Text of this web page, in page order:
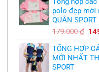
là:
polo đẹp mới
QUÂN SPORT
179.000₫ Giá
là:
TỔNG HỢP
MỚI NHẤT
SPORT